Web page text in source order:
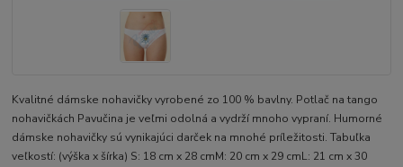
Kvalitné dámske nohavičky vyrobené zo 100 % bavlny. Potlač na tango
nohavičkách Pavučina je veľmi odolná a vydrží mnoho vypraní. Humorné
dámske nohavičky sú vynikajúci darček na mnohé príležitosti. Tabuľka
veľkostí: (výška x šírka) S: 18 cm x 28 cmM: 20 cm x 29 cmL: 21 cm x 30